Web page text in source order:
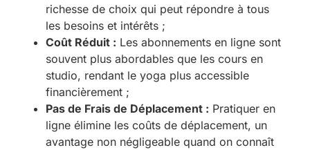
richesse de choix qui peut répondre à tous
les besoins et intérêts ;
Coût Réduit : Les abonnements en ligne sont
souvent plus abordables que les cours en
studio, rendant le yoga plus accessible
financièrement ;
Pas de Frais de Déplacement : Pratiquer en
ligne élimine les coûts de déplacement, un
avantage non négligeable quand on connaît